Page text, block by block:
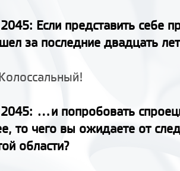
: Если представить себе
за последние двадцать
: ...и попробовать
то чего вы ожидаете от
области?